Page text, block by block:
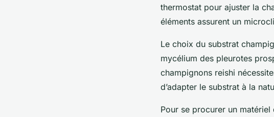
thermostat pour ajuster la
éléments assurent un
Le choix du substrat
mycélium des pleurotes
champignons reishi
d’adapter le substrat à la
Pour se procurer un